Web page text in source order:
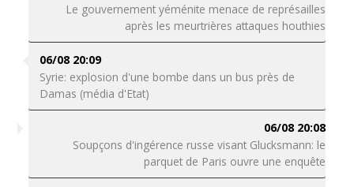
Le gouvernement yéménite menace de représailles
après les meurtrières attaques houthies
06/08 20:09
Syrie: explosion d'une bombe dans un bus près de
Damas (média d'Etat)
06/08 20:08
Soupçons d'ingérence russe visant Glucksmann: le
parquet de Paris ouvre une enquête